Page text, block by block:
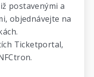
postavenými a
objednávejte na
Ticketportal,